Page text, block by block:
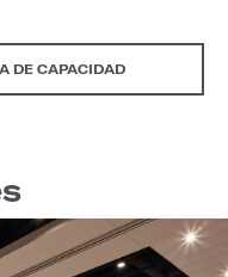
DE CAPACIDAD